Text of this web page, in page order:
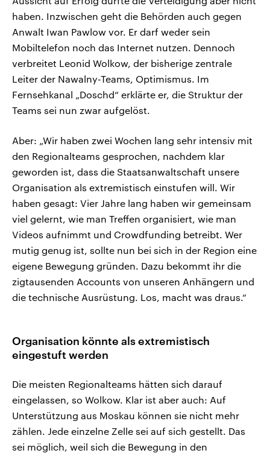
haben. Inzwischen geht die Behörden auch gegen
Anwalt Iwan Pawlow vor. Er darf weder sein
Mobiltelefon noch das Internet nutzen. Dennoch
verbreitet Leonid Wolkow, der bisherige zentrale
Leiter der Nawalny-Teams, Optimismus. Im
Fernsehkanal „Doschd“ erklärte er, die Struktur der
Teams sei nun zwar aufgelöst.
Aber: „Wir haben zwei Wochen lang sehr intensiv mit
den Regionalteams gesprochen, nachdem klar
geworden ist, dass die Staatsanwaltschaft unsere
Organisation als extremistisch einstufen will. Wir
haben gesagt: Vier Jahre lang haben wir gemeinsam
viel gelernt, wie man Treffen organisiert, wie man
Videos aufnimmt und Crowdfunding betreibt. Wer
mutig genug ist, sollte nun bei sich in der Region eine
eigene Bewegung gründen. Dazu bekommt ihr die
zigtausenden Accounts von unseren Anhängern und
die technische Ausrüstung. Los, macht was draus.“
Organisation könnte als extremistisch
eingestuft werden
Die meisten Regionalteams hätten sich darauf
eingelassen, so Wolkow. Klar ist aber auch: Auf
Unterstützung aus Moskau können sie nicht mehr
zählen. Jede einzelne Zelle sei auf sich gestellt. Das
sei möglich, weil sich die Bewegung in den